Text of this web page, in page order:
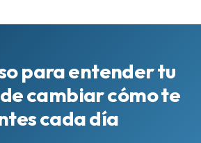
para entender tu
cambiar cómo te
cada día